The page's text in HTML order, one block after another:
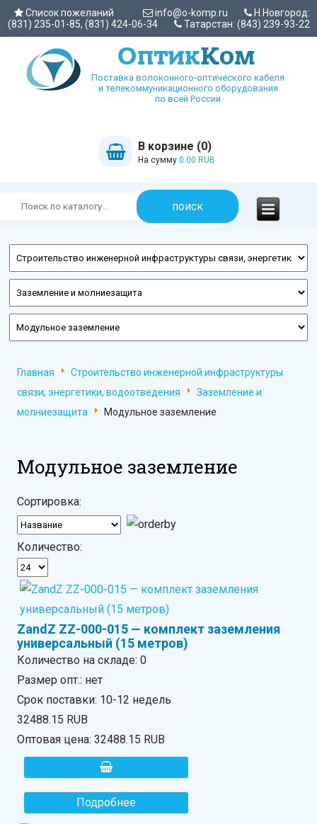
Список пожеланий info@o-komp.ru
Н.Новгород:
(831) 235-01-85, (831) 424-06-34
Татарстан: (843) 239-93-22
Поставка волоконного-оптического кабеля
и телекоммуникационного оборудования
по всей России
В корзине (0)
На сумму 0.00 RUB
Главная
Строительство инженерной инфраструктуры
связи, энергетики, водоотведения
Заземление и
молниезащита
Модульное заземление
Модульное заземление
Сортировка:
Количество:
ZandZ ZZ-000-015 — комплект заземления
универсальный (15 метров)
Количество на складе:0
Размер опт.: нет
Срок поставки: 10-12 недель
32488.15 RUB
Оптовая цена:32488.15 RUB
Подробнее